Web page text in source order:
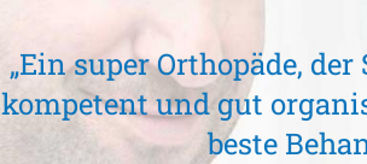
„Ein super Orthopäde,
kompetent und gut
beste